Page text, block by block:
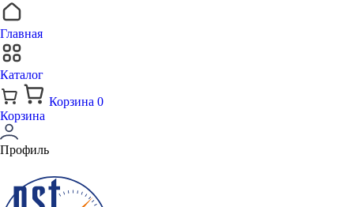
Главная
Каталог
Корзина 0
Корзина
Профиль